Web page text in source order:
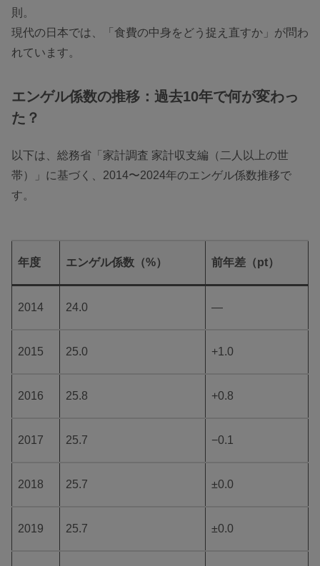
則。
現代の日本では、「食費の中身をどう捉え直すか」が問わ
れています。
エンゲル係数の推移：過去10年で何が変わっ
た？
以下は、総務省「家計調査 家計収支編（二人以上の世
帯）」に基づく、2014〜2024年のエンゲル係数推移で
す。
年度 エンゲル係数（%） 前年差（pt）
2014 24.0 —
2015 25.0 +1.0
2016 25.8 +0.8
2017 25.7 −0.1
2018 25.7 ±0.0
2019 25.7 ±0.0